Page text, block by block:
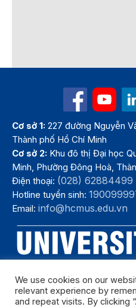
Cơ sở 1: 227 đường Nguyễn
Thành phố Hồ Chí Minh
Cơ sở 2: Khu đô thị Đại học
Minh, Phường Đông Hoà,
Điện thoại: (028) 62884499
Hotline tuyển sinh:
Email:info@hcmus.edu.vn
We use cookies on our
relevant experience by
and repeat visits. By clicking